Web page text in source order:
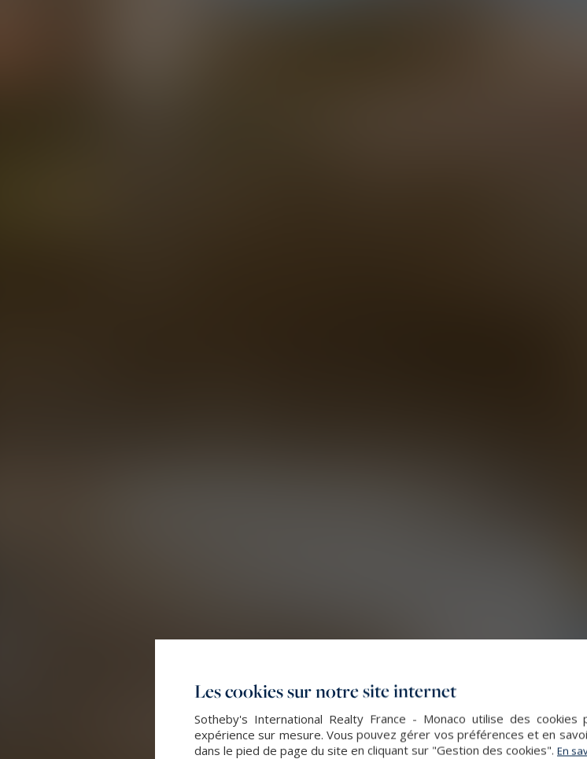
Les cookies sur notre site internet
Sotheby's International Realty France - Monaco utilise des
expérience sur mesure. Vous pouvez gérer vos préférences et en
dans le pied de page du site en cliquant sur "Gestion des cookies". En